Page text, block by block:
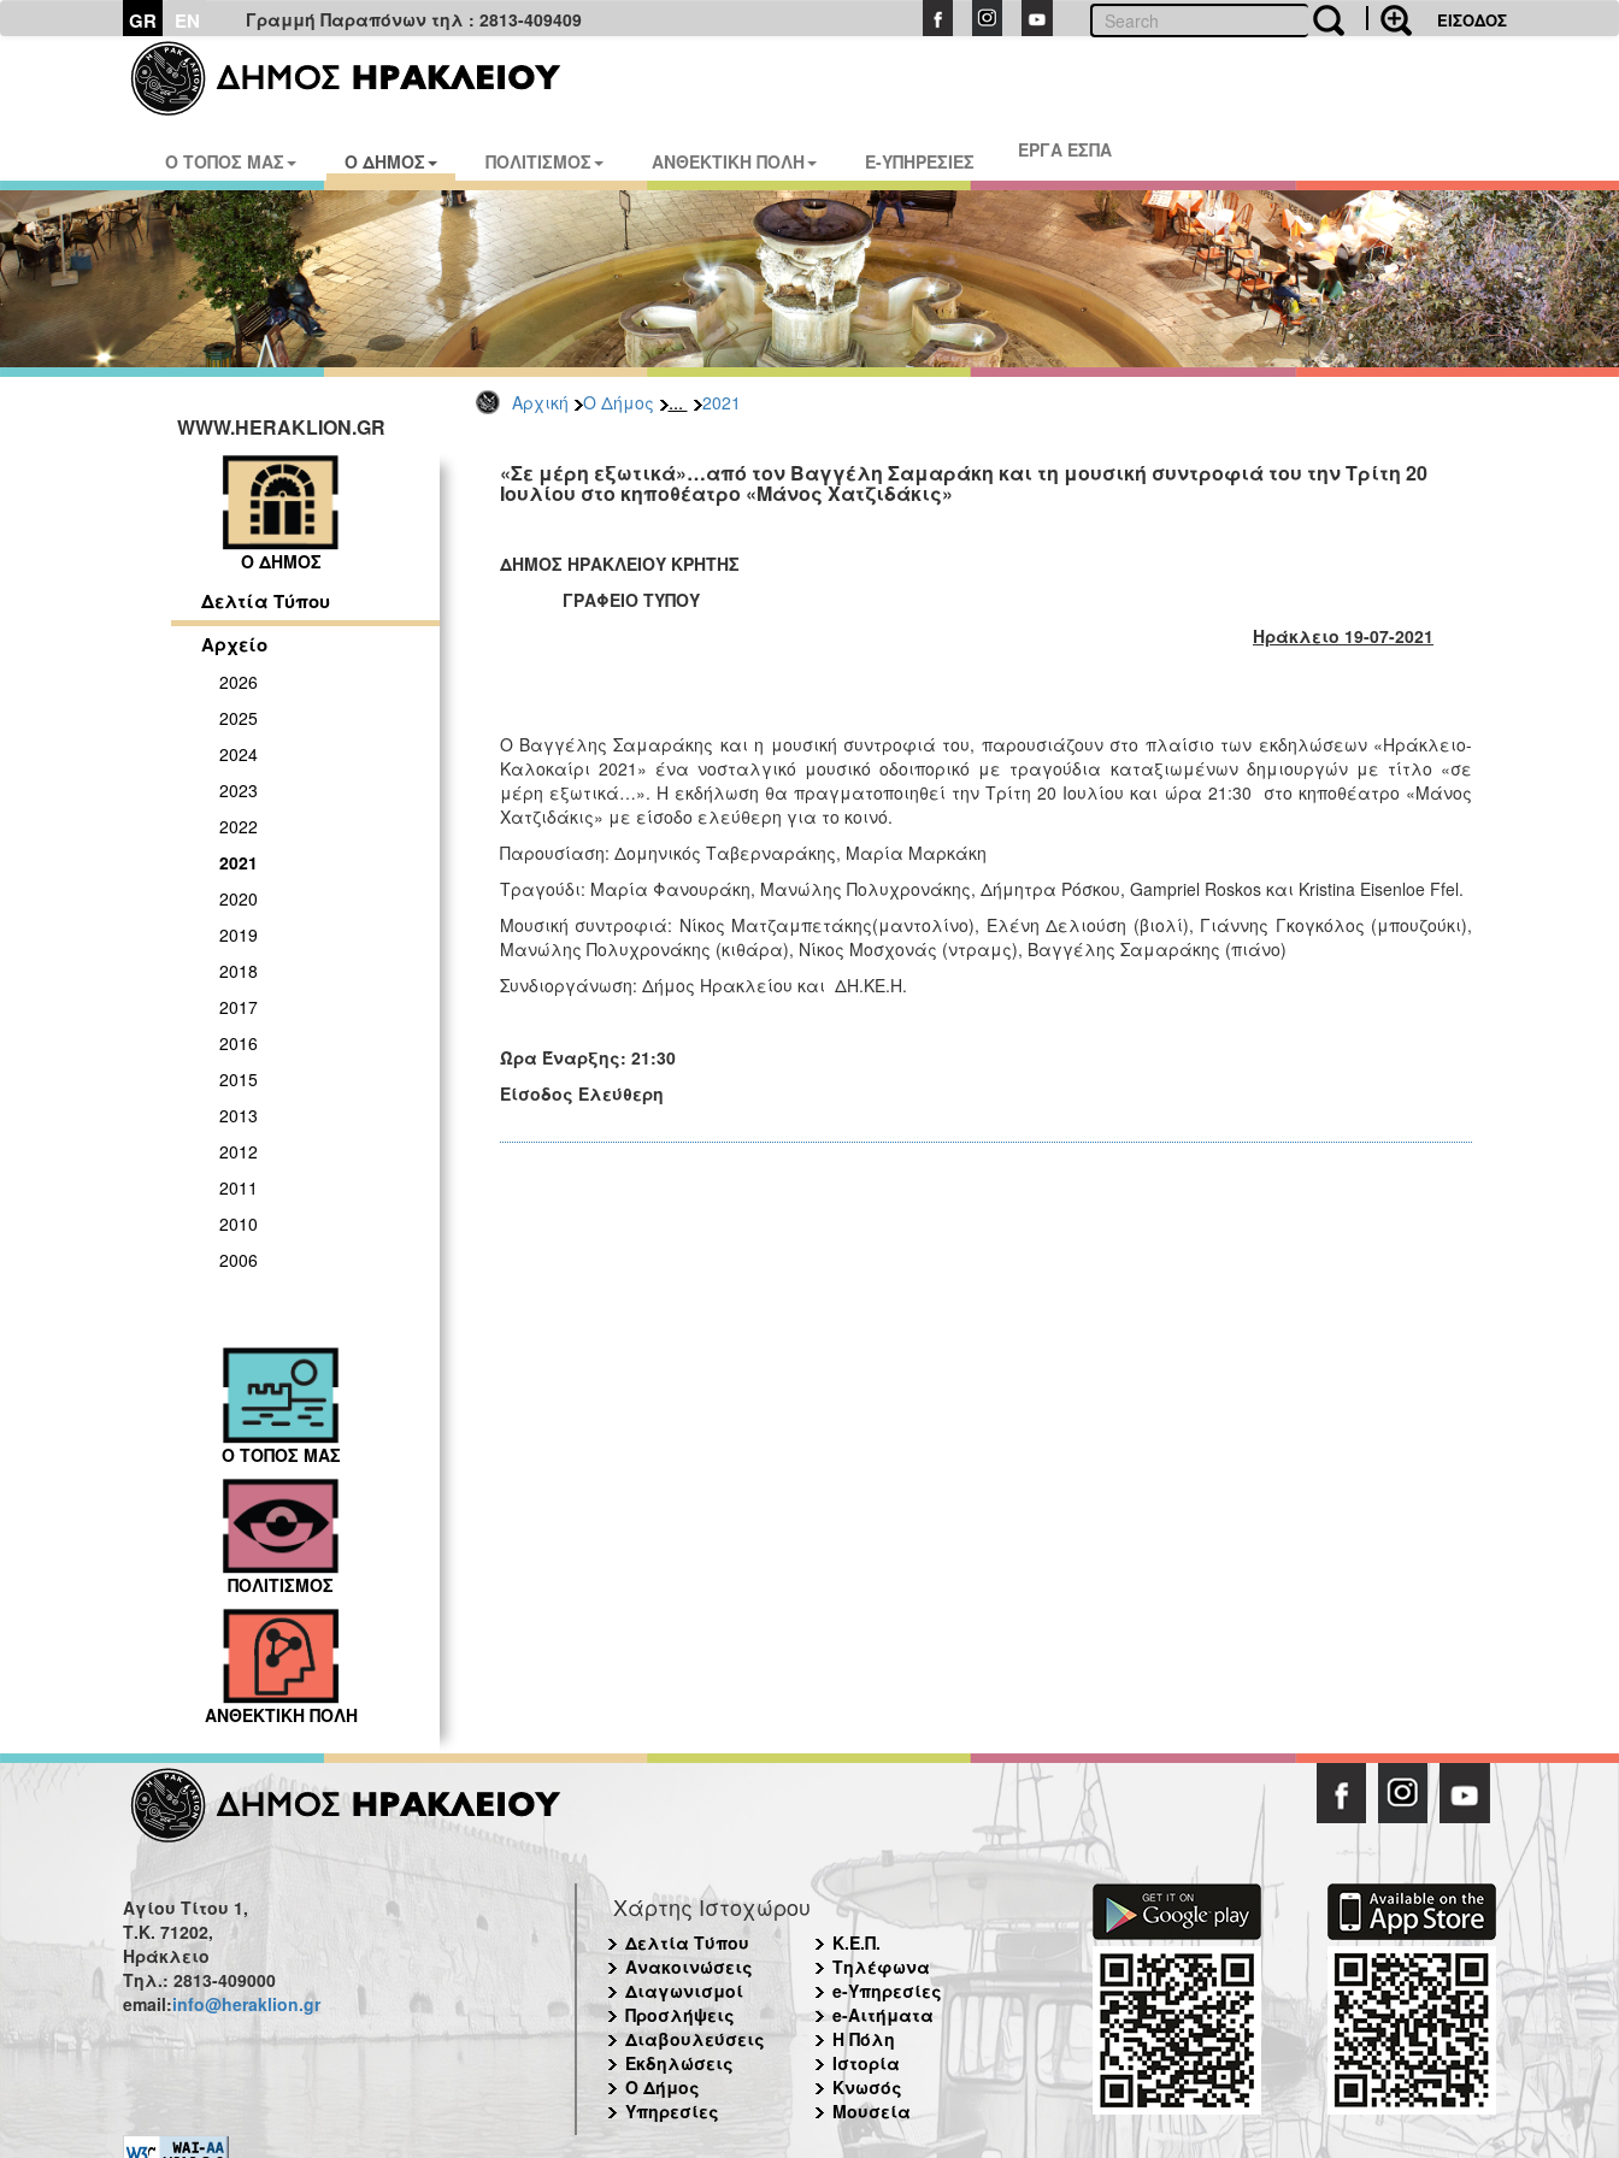
GR EN Γραμμή Παραπόνων τηλ : 2813-409409 ΕΙΣΟΔΟΣ
Ο ΤΟΠΟΣ ΜΑΣ Ο ΔΗΜΟΣ ΠΟΛΙΤΙΣΜΟΣ ΑΝΘΕΚΤΙΚΗ ΠΟΛΗ E-ΥΠΗΡΕΣΙΕΣ ΕΡΓΑ ΕΣΠΑ
Αρχική Ο Δήμος ... 2021
WWW.HERAKLION.GR
Ο ΔΗΜΟΣ
Δελτία Τύπου
Αρχείο
2026
2025
2024
2023
2022
2021
2020
2019
2018
2017
2016
2015
2013
2012
2011
2010
2006
Ο ΤΟΠΟΣ ΜΑΣ
ΠΟΛΙΤΙΣΜΟΣ
ΑΝΘΕΚΤΙΚΗ ΠΟΛΗ
«Σε μέρη εξωτικά»…από τον Βαγγέλη Σαμαράκη και τη μουσική συντροφιά του την Τρίτη 20
Ιουλίου στο κηποθέατρο «Μάνος Χατζιδάκις»
ΔΗΜΟΣ ΗΡΑΚΛΕΙΟΥ ΚΡΗΤΗΣ
ΓΡΑΦΕΙΟ ΤΥΠΟΥ
Ηράκλειο 19-07-2021
Ο Βαγγέλης Σαμαράκης και η μουσική συντροφιά του, παρουσιάζουν στο πλαίσιο των εκδηλώσεων «Ηράκλειο-
Καλοκαίρι 2021» ένα νοσταλγικό μουσικό οδοιπορικό με τραγούδια καταξιωμένων δημιουργών με τίτλο «σε
μέρη εξωτικά…». Η εκδήλωση θα πραγματοποιηθεί την Τρίτη 20 Ιουλίου και ώρα 21:30 στο κηποθέατρο «Μάνος
Χατζιδάκις» με είσοδο ελεύθερη για το κοινό.
Παρουσίαση: Δομηνικός Ταβερναράκης, Μαρία Μαρκάκη
Τραγούδι: Μαρία Φανουράκη, Μανώλης Πολυχρονάκης, Δήμητρα Ρόσκου, Gampriel Roskos και Kristina Eisenloe Ffel.
Μουσική συντροφιά: Νίκος Ματζαμπετάκης(μαντολίνο), Ελένη Δελιούση (βιολί), Γιάννης Γκογκόλος (μπουζούκι),
Μανώλης Πολυχρονάκης (κιθάρα), Νίκος Μοσχονάς (ντραμς), Βαγγέλης Σαμαράκης (πιάνο)
Συνδιοργάνωση: Δήμος Ηρακλείου και ΔΗ.ΚΕ.Η.
Ώρα Έναρξης: 21:30
Είσοδος Ελεύθερη
Αγίου Τίτου 1,
Τ.Κ. 71202,
Ηράκλειο
Τηλ.: 2813-409000
email:info@heraklion.gr
Χάρτης Ιστοχώρου
Δελτία Τύπου
Ανακοινώσεις
Διαγωνισμοί
Προσλήψεις
Διαβουλεύσεις
Εκδηλώσεις
Ο Δήμος
Υπηρεσίες
Κ.Ε.Π.
Τηλέφωνα
e-Υπηρεσίες
e-Αιτήματα
Η Πόλη
Ιστορία
Κνωσός
Μουσεία